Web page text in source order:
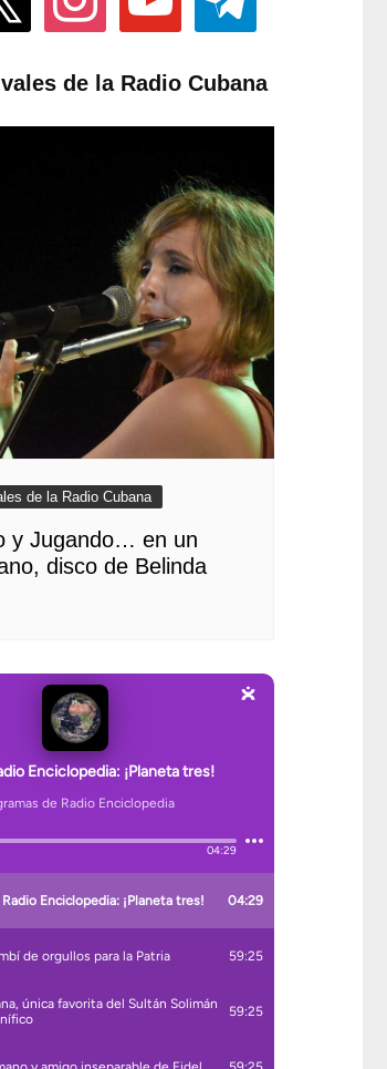
de la Radio Cubana
de la Radio Cubana
y Jugando… en un
disco de Belinda